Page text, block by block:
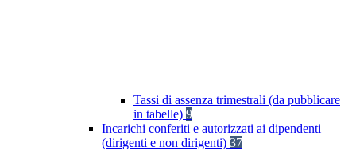
Tassi di assenza trimestrali (da pubblicare
in tabelle) 9
Incarichi conferiti e autorizzati ai dipendenti
(dirigenti e non dirigenti) 37